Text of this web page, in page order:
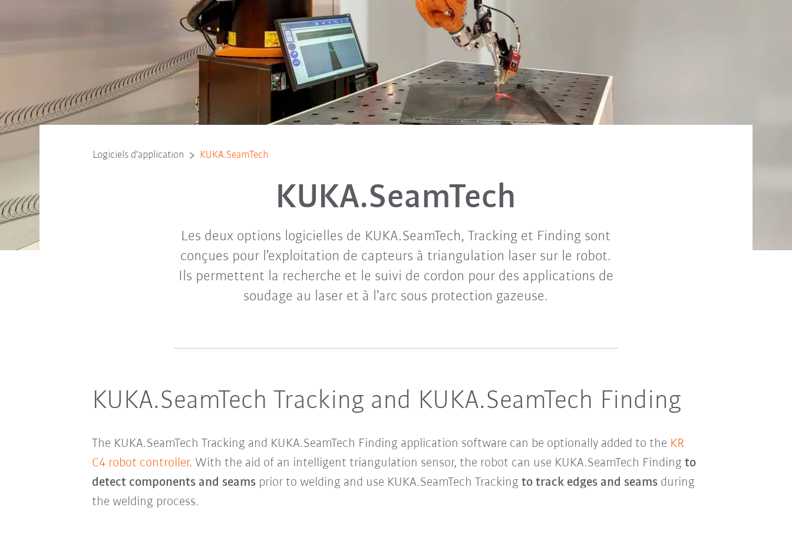
Logiciels d'application KUKA.SeamTech
KUKA.SeamTech
Les deux options logicielles de KUKA.SeamTech, Tracking et Finding sont
conçues pour l’exploitation de capteurs à triangulation laser sur le robot.
Ils permettent la recherche et le suivi de cordon pour des applications de
soudage au laser et à l’arc sous protection gazeuse.
KUKA.SeamTech Tracking and KUKA.SeamTech Finding
The KUKA.SeamTech Tracking and KUKA.SeamTech Finding application software can be optionally added to the KR
C4 robot controller. With the aid of an intelligent triangulation sensor, the robot can use KUKA.SeamTech Finding to
detect components and seamsprior to welding and use KUKA.SeamTech Tracking to track edges and seamsduring
the welding process.